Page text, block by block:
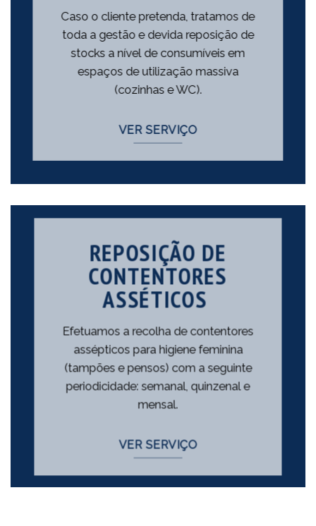
Caso o cliente pretenda, tratamos de
toda a gestão e devida reposição de
stocks a nível de consumíveis em
espaços de utilização massiva
(cozinhas e WC).
VER SERVIÇO
REPOSIÇÃO DE
CONTENTORES
ASSÉTICOS
Efetuamos a recolha de contentores
assépticos para higiene feminina
(tampões e pensos) com a seguinte
periodicidade: semanal, quinzenal e
mensal.
VER SERVIÇO